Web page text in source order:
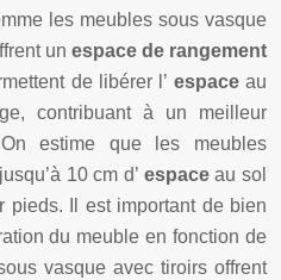
les meubles sous vasque
un espace de rangement
de libérer l’ espaceau
contribuant à un meilleur
estime que les meubles
10 cm d’ espaceau sol
pieds. Il est important de bien
du meuble en fonction de
vasque avec tiroirs offrent